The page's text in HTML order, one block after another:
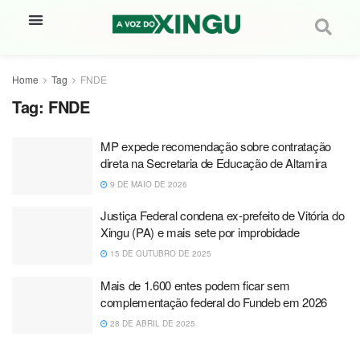
Home Tag FNDE
Tag: FNDE
MP expede recomendação sobre contratação
direta na Secretaria de Educação de Altamira
9 DE MAIO DE 2026
Justiça Federal condena ex-prefeito de Vitória do
Xingu (PA) e mais sete por improbidade
15 DE OUTUBRO DE 2025
Mais de 1.600 entes podem ficar sem
complementação federal do Fundeb em 2026
28 DE ABRIL DE 2025